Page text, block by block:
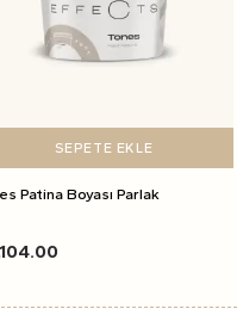
SEPETE EKLE
Patina Boyası Parlak